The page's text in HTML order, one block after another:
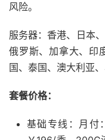
风险。
服务器：香港、日本
俄罗斯、加拿大、印
国、泰国、澳大利亚
套餐价格：
基础专线：月付